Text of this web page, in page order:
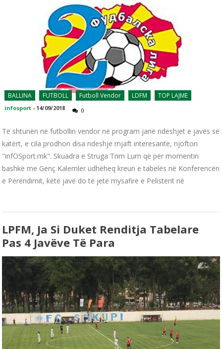
BALLINA FUTBOLL Futboll Vendor LDFM TOP LAJME
infosport - 14/09/2018 0
Të shtunën në futbollin vendor në program janë ndeshjet e javës së
katërt, e cila prodhon disa ndeshje mjaft interesante, njofton
"infOSport.mk". Skuadra e Struga Trim Lum që për momentin
bashkë me Genç Kalemler udhëheq kreun e tabelës në Konferencën
e Perëndimit, këtë javë do të jetë mysafire e Pelisterit në
LPFM, Ja Si Duket Renditja Tabelare
Pas 4 Javëve Të Para